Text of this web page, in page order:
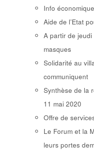
Info
Aide de l’Etat
A partir de
masques
Solidarité au
communiquent
Synthèse de la
11 mai 2020
Offre de
Le Forum et la
leurs portes